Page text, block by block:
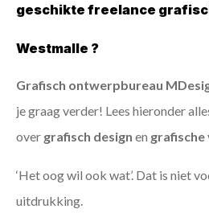
geschikte freelance
Westmalle ?
Grafisch ontwerpbureau
je graag verder! Lees hieronder
over grafisch design en
‘Het oog wil ook wat’. Dat is niet
uitdrukking.